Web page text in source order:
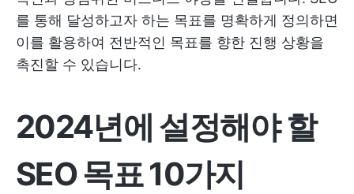
를 통해 달성하고자 하는 목표를 명확하게 정의하면
이를 활용하여 전반적인 목표를 향한 진행 상황을
촉진할 수 있습니다.
2024년에 설정해야 할
SEO 목표 10가지